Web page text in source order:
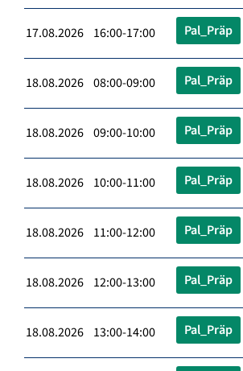
17.08.2026 16:00-17:00 Pal_Präp
18.08.2026 08:00-09:00 Pal_Präp
18.08.2026 09:00-10:00 Pal_Präp
18.08.2026 10:00-11:00 Pal_Präp
18.08.2026 11:00-12:00 Pal_Präp
18.08.2026 12:00-13:00 Pal_Präp
18.08.2026 13:00-14:00 Pal_Präp